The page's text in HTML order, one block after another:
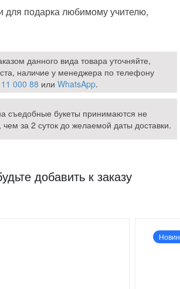
для подарка любимому учителю,
данного вида товара уточняйте,
наличие у менеджера по телефону
000 88 или WhatsApp.
съедобные букеты принимаются не
чем за 2 суток до желаемой даты доставки.
добавить к заказу